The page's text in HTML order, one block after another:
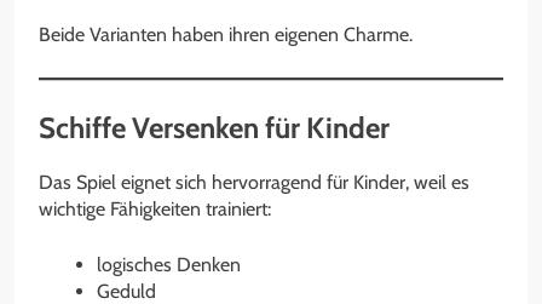
Beide Varianten haben ihren eigenen Charme.
Schiffe Versenken für Kinder
Das Spiel eignet sich hervorragend für Kinder, weil es
wichtige Fähigkeiten trainiert:
logisches Denken
Geduld